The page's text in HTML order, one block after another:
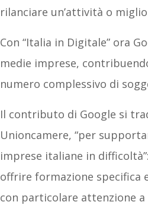
rilanciare un’attività o
Con “Italia in Digitale” ora
medie imprese,
numero complessivo di
Il contributo di Google si
Unioncamere, “per
imprese italiane in
offrire formazione specifica
con particolare attenzione